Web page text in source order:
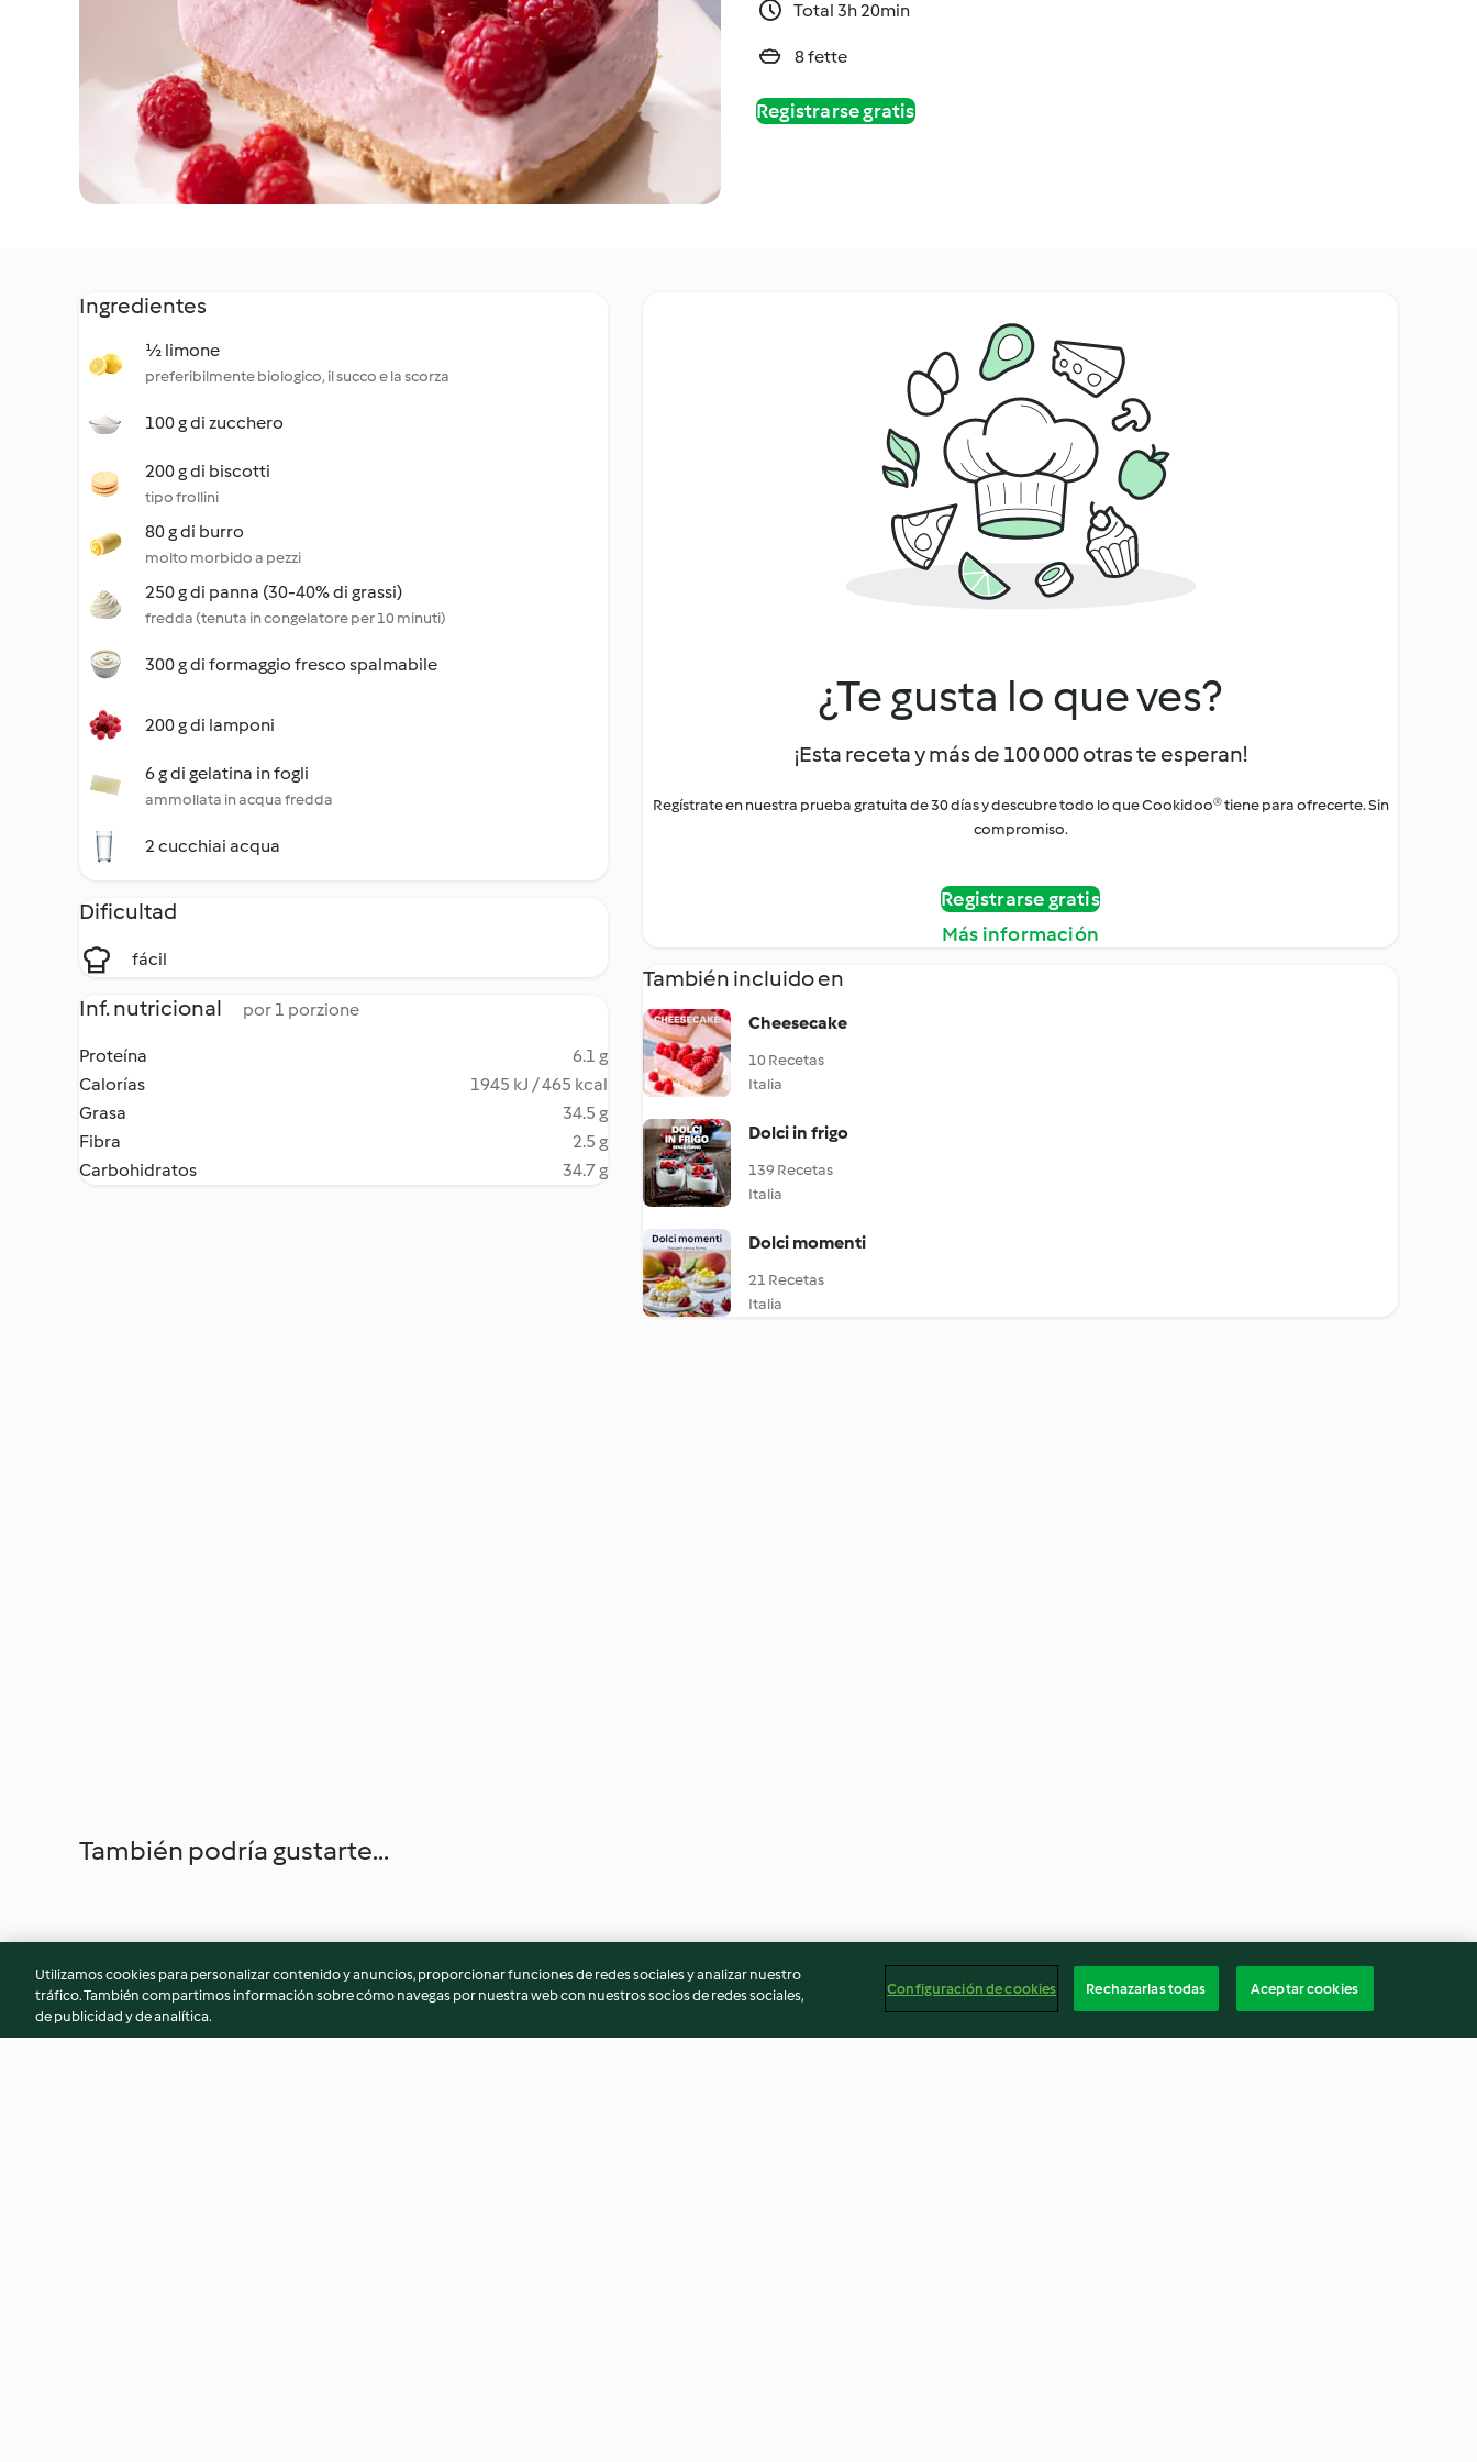
Total 3h 20min
8 fette
Registrarse gratis
Ingredientes
½ limone
preferibilmente biologico, il succo e la scorza
100 g di zucchero
200 g di biscotti
tipo frollini
80 g di burro
molto morbido a pezzi
250 g di panna (30-40% di grassi)
fredda (tenuta in congelatore per 10 minuti)
300 g di formaggio fresco spalmabile
200 g di lamponi
6 g di gelatina in fogli
ammollata in acqua fredda
2 cucchiai acqua
Dificultad
fácil
Inf. nutricional por 1 porzione
Proteína
6.1 g
Calorías
1945 kJ / 465 kcal
Grasa
34.5 g
Fibra
2.5 g
Carbohidratos
34.7 g
¿Te gusta lo que ves?
¡Esta receta y más de 100 000 otras te esperan!
Regístrate en nuestra prueba gratuita de 30 días y descubre todo lo que Cookidoo® tiene para ofrecerte. Sin
compromiso.
Registrarse gratis
Más información
También incluido en
Cheesecake
10 Recetas
Italia
Dolci in frigo
139 Recetas
Italia
Dolci momenti
21 Recetas
Italia
También podría gustarte...
Utilizamos cookies para personalizar contenido y anuncios, proporcionar funciones de redes sociales y analizar nuestro
tráfico. También compartimos información sobre cómo navegas por nuestra web con nuestros socios de redes sociales,
de publicidad y de analítica.
Configuración de cookies Rechazarlas todas Aceptar cookies